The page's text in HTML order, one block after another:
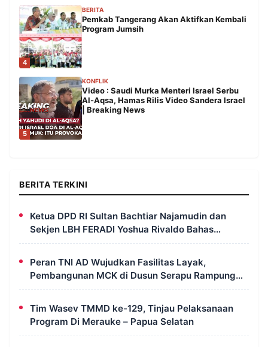
4
BERITA
Pemkab Tangerang Akan Aktifkan Kembali
Program Jumsih
5
KONFLIK
Video : Saudi Murka Menteri Israel Serbu
Al-Aqsa, Hamas Rilis Video Sandera Israel
| Breaking News
BERITA TERKINI
Ketua DPD RI Sultan Bachtiar Najamudin dan
Sekjen LBH FERADI Yoshua Rivaldo Bahas
Geopolitik dan Supremasi Hukum
Peran TNI AD Wujudkan Fasilitas Layak,
Pembangunan MCK di Dusun Serapu Rampung
Dikerjakan
Tim Wasev TMMD ke-129, Tinjau Pelaksanaan
Program Di Merauke – Papua Selatan